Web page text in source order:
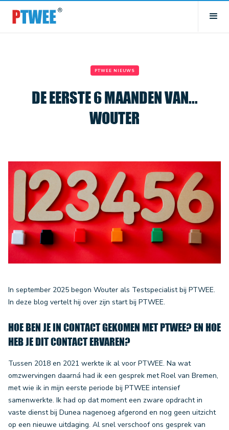
PTWEE NIEUWS
DE EERSTE 6 MAANDEN VAN...
WOUTER
In september 2025 begon Wouter als Testspecialist bij PTWEE.
In deze blog vertelt hij over zijn start bij PTWEE.
HOE BEN JE IN CONTACT GEKOMEN MET PTWEE? EN HOE
HEB JE DIT CONTACT ERVAREN?
Tussen 2018 en 2021 werkte ik al voor PTWEE. Na wat
omzwervingen daarná had ik een gesprek met Roel van Bremen,
met wie ik in mijn eerste periode bij PTWEE intensief
samenwerkte. Ik had op dat moment een zware opdracht in
vaste dienst bij Dunea nagenoeg afgerond en nog geen uitzicht
op een nieuwe uitdaging. Al snel verschoof ons gesprek van